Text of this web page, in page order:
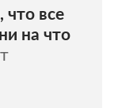
что все
на что